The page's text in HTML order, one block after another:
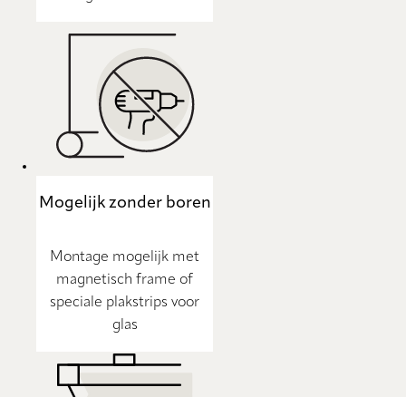
Mogelijk zonder boren
Montage mogelijk met
magnetisch frame of
speciale plakstrips voor
glas